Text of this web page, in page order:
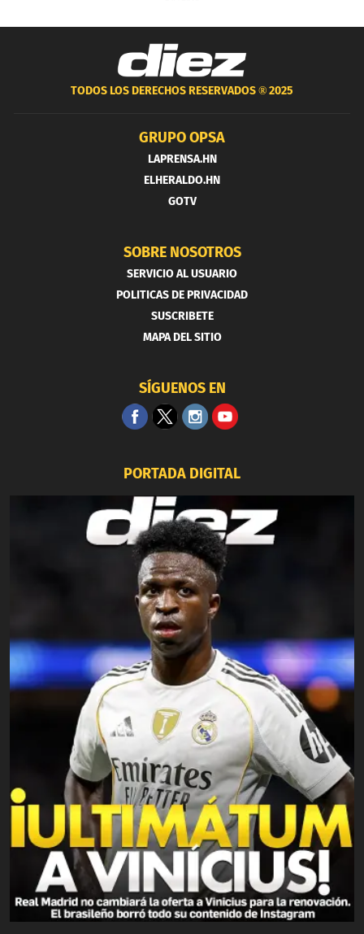
TODOS LOS DERECHOS RESERVADOS ®2025
GRUPO OPSA
LAPRENSA.HN
ELHERALDO.HN
GOTV
SOBRE NOSOTROS
SERVICIO AL USUARIO
POLITICAS DE PRIVACIDAD
SUSCRIBETE
MAPA DEL SITIO
SÍGUENOS EN
PORTADA DIGITAL